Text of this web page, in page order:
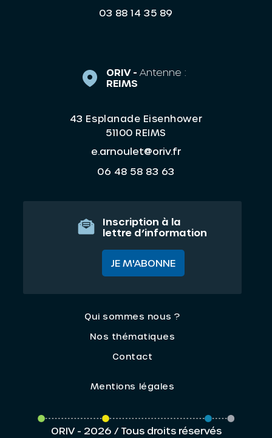
03 88 14 35 89
ORIV - Antenne :
REIMS
43 Esplanade Eisenhower
51100 REIMS
e.arnoulet@oriv.fr
06 48 58 83 63
Inscription à la
lettre d’information
JE M'ABONNE
Qui sommes nous ?
Nos thématiques
Contact
Mentions légales
ORIV - 2026 / Tous droits réservés